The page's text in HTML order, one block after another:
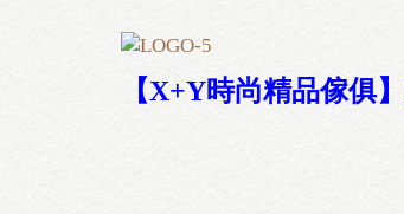
【X+Y時尚精品傢俱】